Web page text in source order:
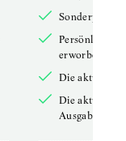
Persönliches
erworbenen
Die aktuelle
Die aktuelle
Ausgabe